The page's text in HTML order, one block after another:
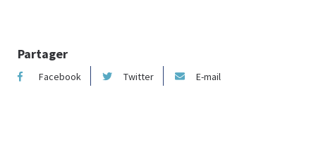
Partager
Facebook Twitter E-mail